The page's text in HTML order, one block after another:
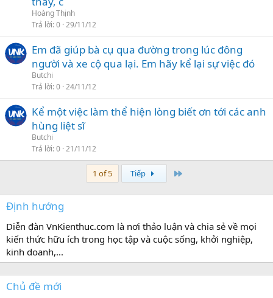
Hoàng Thịnh
Trả lời 0 29/11/12
Em đã giúp bà cụ qua đường trong lúc đông
người và xe cộ qua lại. Em hãy kể lại sự việc đó
Butchi
Trả lời 0 24/11/12
Kể một việc làm thể hiện lòng biết ơn tới các anh
hùng liệt sĩ
Butchi
Trả lời 0 21/11/12
1 of 5 Tiếp
Định hướng
Diễn đàn VnKienthuc.com là nơi thảo luận và chia sẻ về mọi
kiến thức hữu ích trong học tập và cuộc sống, khởi nghiệp,
kinh doanh,...
Chủ đề mới